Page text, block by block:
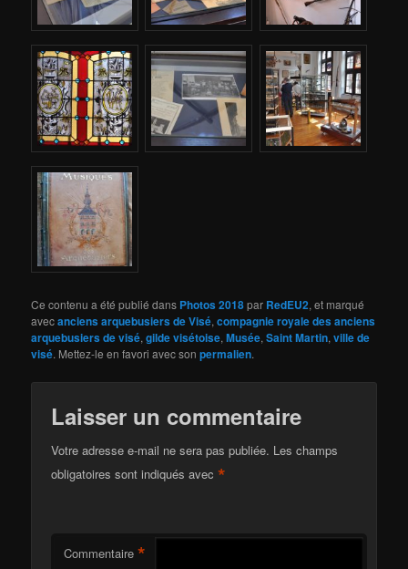
Ce contenu a été publié dans Photos 2018par RedEU2, et marqué
avecanciens arquebusiers de Visé,compagnie royale des anciens
arquebusiers de visé,gilde visétoise,Musée,Saint Martin,ville de
visé. Mettez-le en favori avec sonpermalien.
Laisser un commentaire
Votre adresse e-mail ne sera pas publiée. Les champs
obligatoires sont indiqués avec*
Commentaire *